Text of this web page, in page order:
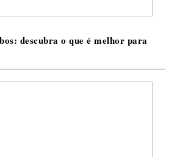
descubra o que é melhor para